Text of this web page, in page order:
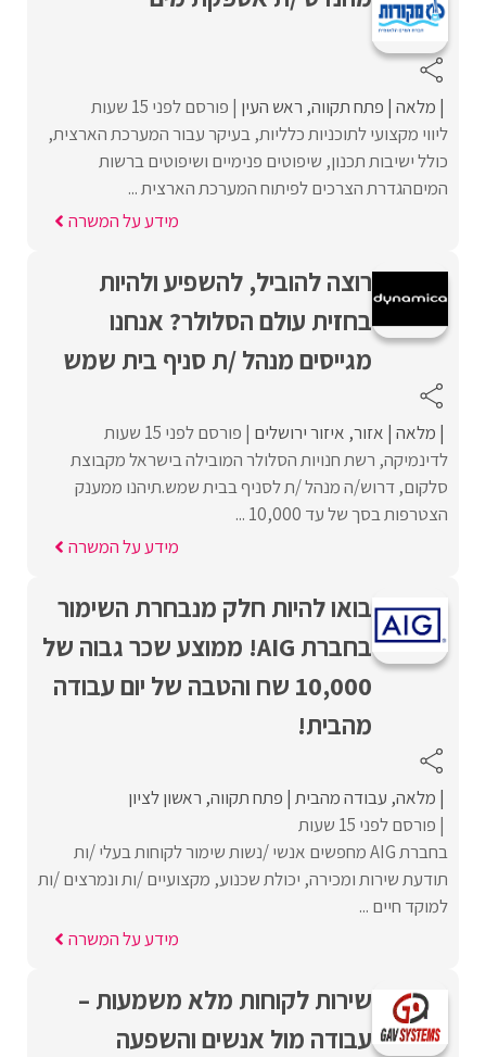
מלאה פתח תקווה ראש העין פורסם לפני 15 שעות
ליווי מקצועי לתוכניות כלליות, בעיקר עבור המערכת הארצית,
כולל ישיבות תכנון, שיפוטים פנימיים ושיפוטים ברשות
המיםהגדרת הצרכים לפיתוח המערכת הארצית ...
מידע על המשרה
רוצה להוביל, להשפיע ולהיות
בחזית עולם הסלולר? אנחנו
מגייסים מנהל /ת סניף בית שמש
מלאה אזור איזור ירושלים פורסם לפני 15 שעות
לדינמיקה, רשת חנויות הסלולר המובילה בישראל מקבוצת
סלקום, דרוש/ה מנהל /ת לסניף בבית שמש.תיהנו ממענק
הצטרפות בסך של עד 10,000 ...
מידע על המשרה
בואו להיות חלק מנבחרת השימור
בחברת AIG! ממוצע שכר גבוה של
10,000 שח והטבה של יום עבודה
מהבית!
מלאה עבודה מהבית פתח תקווה ראשון לציון
פורסם לפני 15 שעות
בחברת AIG מחפשים אנשי /נשות שימור לקוחות בעלי /ות
תודעת שירות ומכירה, יכולת שכנוע, מקצועיים /ות ונמרצים /ות
למוקד חיים ...
מידע על המשרה
שירות לקוחות מלא משמעות –
עבודה מול אנשים והשפעה